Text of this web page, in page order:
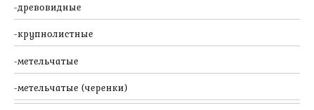
древовидные
крупнолистные
метельчатые
метельчатые (черенки)